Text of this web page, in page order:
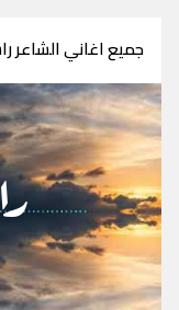
جميع اغاني الشاعر